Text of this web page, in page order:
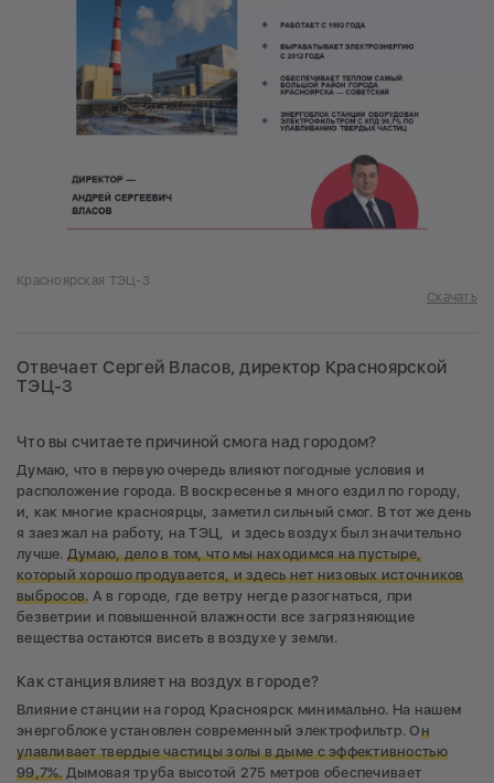
Красноярская ТЭЦ-3
Скачать
Отвечает Сергей Власов, директор Красноярской
ТЭЦ-3
Что вы считаете причиной смога над городом?
Думаю, что в первую очередь влияют погодные условия и
расположение города. В воскресенье я много ездил по городу,
и, как многие красноярцы, заметил сильный смог. В тот же день
я заезжал на работу, на ТЭЦ, и здесь воздух был значительно
лучше. Думаю, дело в том, что мы находимся на пустыре,
который хорошо продувается, и здесь нет низовых источников
выбросов. А в городе, где ветру негде разогнаться, при
безветрии и повышенной влажности все загрязняющие
вещества остаются висеть в воздухе у земли.
Как станция влияет на воздух в городе?
Влияние станции на город Красноярск минимально. На нашем
энергоблоке установлен современный электрофильтр. Он
улавливает твердые частицы золы в дыме с эффективностью
99,7%.Дымовая труба высотой 275 метров обеспечивает